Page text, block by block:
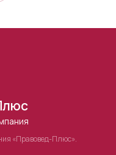
«Правовед-Плюс».